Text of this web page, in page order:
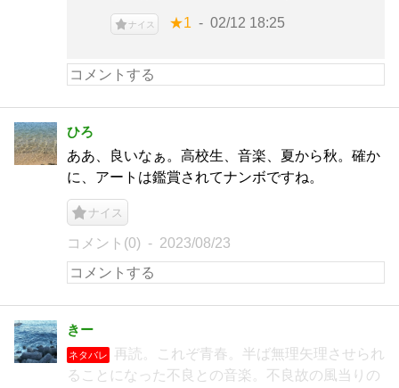
ナイス ★1 02/12 18:25
ひろ
ああ、良いなぁ。高校生、音楽、夏から秋。確か
に、アートは鑑賞されてナンボですね。
ナイス
コメント(0) 2023/08/23
きー
ネタバレ
再読。これぞ青春。半ば無理矢理させられ
ることになった不良との音楽。不良故の風当りの